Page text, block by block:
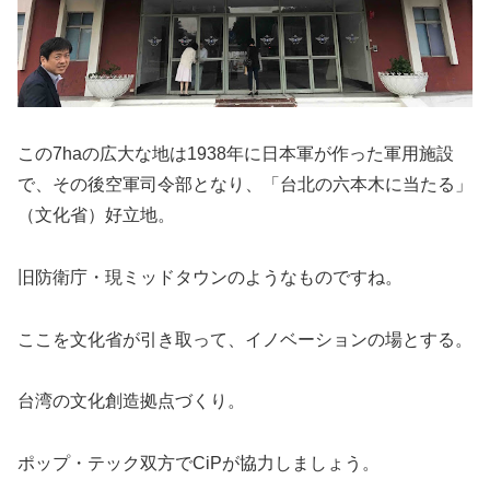
この7haの広大な地は1938年に日本軍が作った軍用施設
で、その後空軍司令部となり、「台北の六本木に当たる」
（文化省）好立地。
旧防衛庁・現ミッドタウンのようなものですね。
ここを文化省が引き取って、イノベーションの場とする。
台湾の文化創造拠点づくり。
ポップ・テック双方でCiPが協力しましょう。